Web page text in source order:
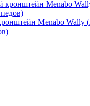
Menabo Wally